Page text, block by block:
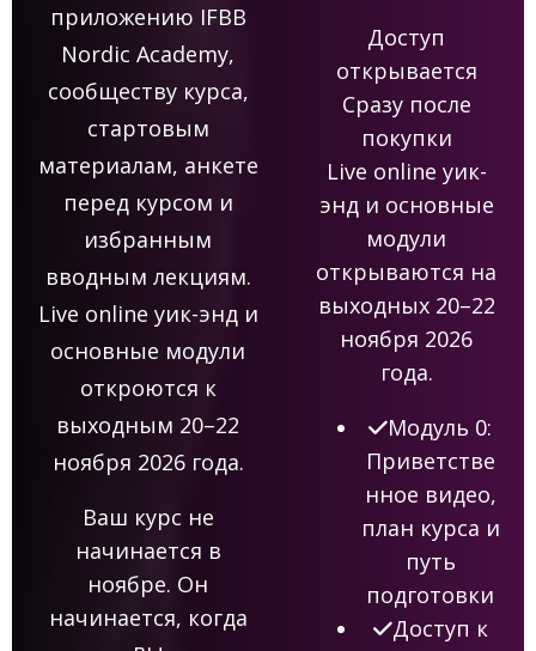
приложению IFBB
Nordic Academy,
сообществу курса,
стартовым
материалам, анкете
перед курсом и
избранным
вводным лекциям.
Live online уик-энд и
основные модули
откроются к
выходным 20–22
ноября 2026 года.
Ваш курс не
начинается в
ноябре. Он
начинается, когда
Доступ
открывается
Сразу после
покупки
Live online уик-
энд и основные
модули
открываются на
выходных 20–22
ноября 2026
года.
Модуль 0:
Приветстве
нное видео,
план курса и
путь
подготовки
Доступ к